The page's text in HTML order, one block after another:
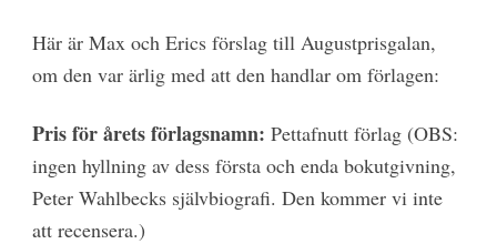
Här är Max och Erics förslag till Augustprisgalan,
om den var ärlig med att den handlar om förlagen:
Pris för årets förlagsnamn: Pettafnutt förlag (OBS:
ingen hyllning av dess första och enda bokutgivning,
Peter Wahlbecks självbiografi. Den kommer vi inte
att recensera.)